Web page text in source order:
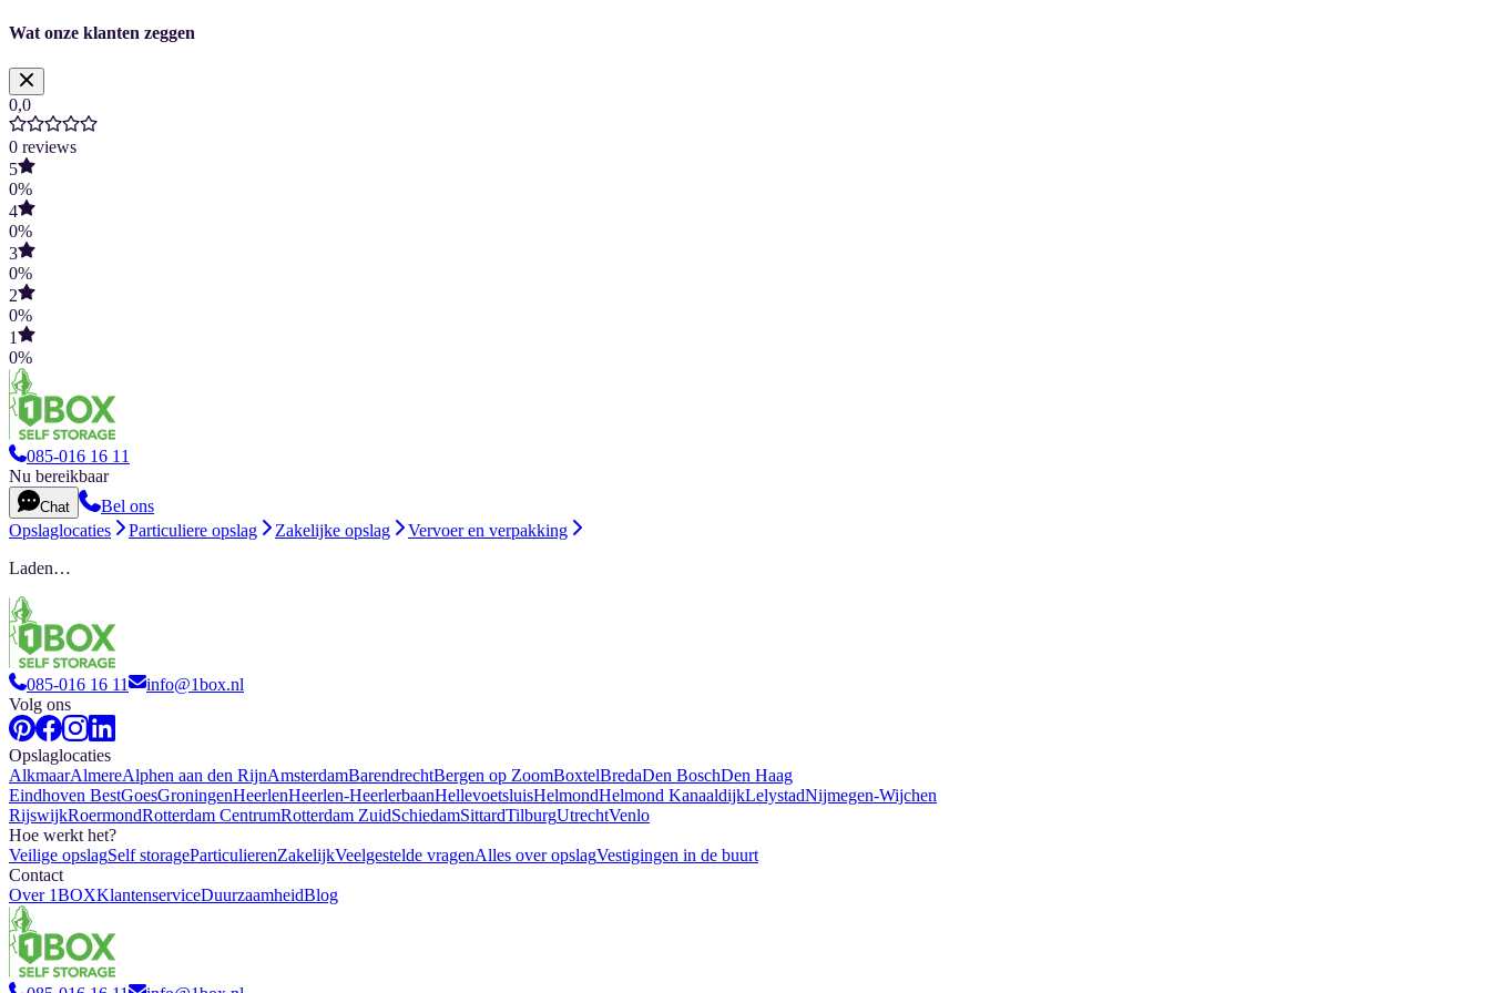
Wat onze klanten zeggen
0,0
0 reviews
5
0%
4
0%
3
0%
2
0%
1
0%
085-016 16 11
Nu bereikbaar
Chat
Bel ons
Opslaglocaties
Particuliere opslag Zakelijke opslag
Vervoer en verpakking
Laden…
085-016 16 11
info@1box.nl
Volg ons
Opslaglocaties
AlkmaarAlmereAlphen aan den RijnAmsterdamBarendrechtBergen op ZoomBoxtelBredaDen BoschDen Haag
Eindhoven BestGoesGroningenHeerlenHeerlen-HeerlerbaanHellevoetsluisHelmondHelmond KanaaldijkLelystadNijmegen-Wijchen
RijswijkRoermondRotterdam CentrumRotterdam ZuidSchiedamSittardTilburgUtrechtVenlo
Hoe werkt het?
Veilige opslagSelf storageParticulierenZakelijkVeelgestelde vragenAlles over opslagVestigingen in de buurt
Contact
Over 1BOXKlantenserviceDuurzaamheidBlog